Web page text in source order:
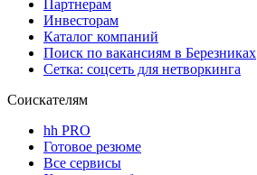
Партнерам
Инвесторам
Каталог компаний
Поиск по вакансиям в Березниках
Сетка: соцсеть для нетворкинга
Соискателям
hh PRO
Готовое резюме
Все сервисы